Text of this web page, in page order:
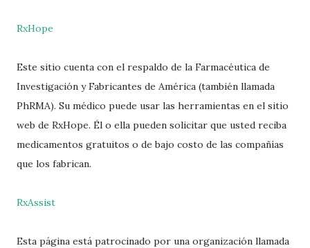
RxHope
Este sitio cuenta con el respaldo de la Farmacéutica de
Investigación y Fabricantes de América (también llamada
PhRMA). Su médico puede usar las herramientas en el sitio
web de RxHope. Él o ella pueden solicitar que usted reciba
medicamentos gratuitos o de bajo costo de las compañías
que los fabrican.
RxAssist
Esta página está patrocinado por una organización llamada